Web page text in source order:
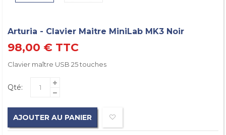
Arturia - Clavier Maitre MiniLab MK3 Noir
98,00 € TTC
Clavier maître USB 25 touches
Qté:
AJOUTER AU PANIER